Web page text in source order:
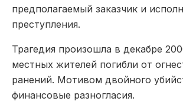
предполагаемый заказчик и
преступления.
Трагедия произошла в декабре
местных жителей погибли от
ранений. Мотивом двойного
финансовые разногласия.